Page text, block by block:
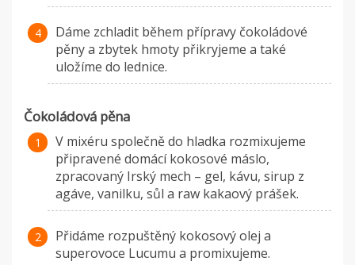
Dáme zchladit během přípravy čokoládové
pěny a zbytek hmoty přikryjeme a také
uložíme do lednice.
Čokoládová pěna
V mixéru společně do hladka rozmixujeme
připravené domácí kokosové máslo,
zpracovaný Irský mech – gel, kávu, sirup z
agáve, vanilku, sůl a raw kakaový prášek.
Přidáme rozpuštěný kokosový olej a
superovoce Lucumu a promixujeme.